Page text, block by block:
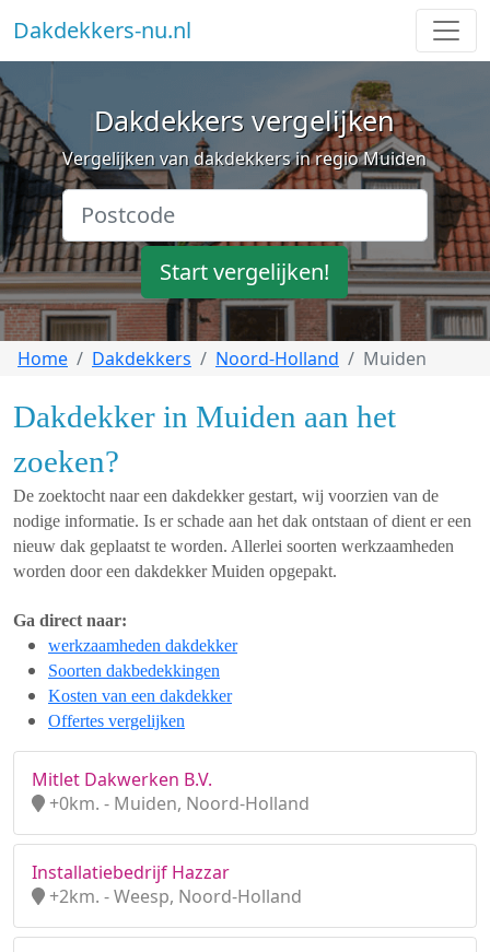
Dakdekkers-nu.nl
Dakdekkers vergelijken
Vergelijken van dakdekkers in regio Muiden
Start vergelijken!
Home Dakdekkers Noord-Holland Muiden
Dakdekker in Muiden aan het
zoeken?
De zoektocht naar een dakdekker gestart, wij voorzien van de
nodige informatie. Is er schade aan het dak ontstaan of dient er een
nieuw dak geplaatst te worden. Allerlei soorten werkzaamheden
worden door een dakdekker Muiden opgepakt.
Ga direct naar:
werkzaamheden dakdekker
Soorten dakbedekkingen
Kosten van een dakdekker
Offertes vergelijken
Mitlet Dakwerken B.V.
+0km. - Muiden, Noord-Holland
Installatiebedrijf Hazzar
+2km. - Weesp, Noord-Holland